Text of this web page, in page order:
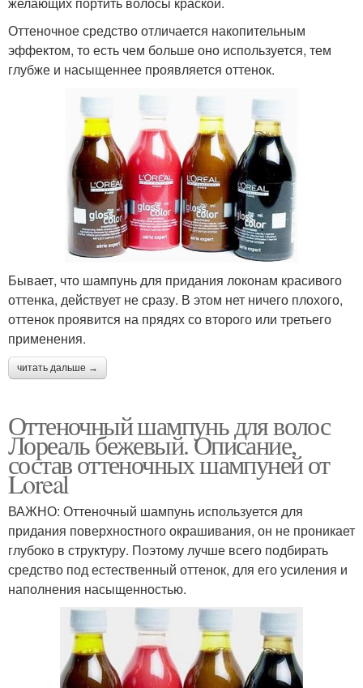
Оттеночное средство отличается накопительным
эффектом, то есть чем больше оно используется, тем
глубже и насыщеннее проявляется оттенок.
Бывает, что шампунь для придания локонам красивого
оттенка, действует не сразу. В этом нет ничего плохого,
оттенок проявится на прядях со второго или третьего
применения.
читать дальше →
Оттеночный шампунь для волос
Лореаль бежевый. Описание,
состав оттеночных шампуней от
Loreal
ВАЖНО: Оттеночный шампунь используется для
придания поверхностного окрашивания, он не проникает
глубоко в структуру. Поэтому лучше всего подбирать
средство под естественный оттенок, для его усиления и
наполнения насыщенностью.